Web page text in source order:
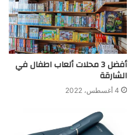
أفضل 3 محلات ألعاب اطفال في
الشارقة
4 أغسطس، 2022